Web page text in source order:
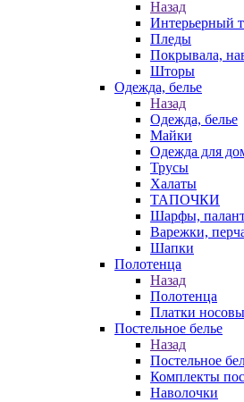
Назад
Интерьерный
Пледы
Покрывала,
Шторы
Одежда, белье
Назад
Одежда, белье
Майки
Одежда для
Трусы
Халаты
ТАПОЧКИ
Шарфы,
Варежки,
Шапки
Полотенца
Назад
Полотенца
Платки
Постельное белье
Назад
Постельное
Комплекты
Наволочки